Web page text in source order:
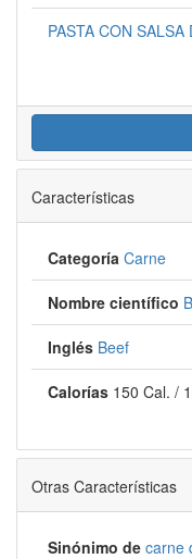
PASTA CON
Características
Categoría Carne
Nombre científico
Inglés Beef
Calorías 150 Cal. /
Otras Características
Sinónimo de carne